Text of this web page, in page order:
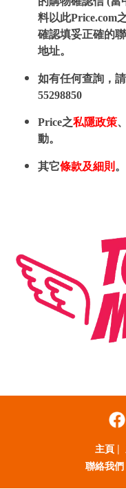
料以此Price.com
確認填妥正確的
地址。
如有任何查詢，
55298850
Price之私隱政策、
動。
其它條款及細則 。
主頁 |
聯絡我們